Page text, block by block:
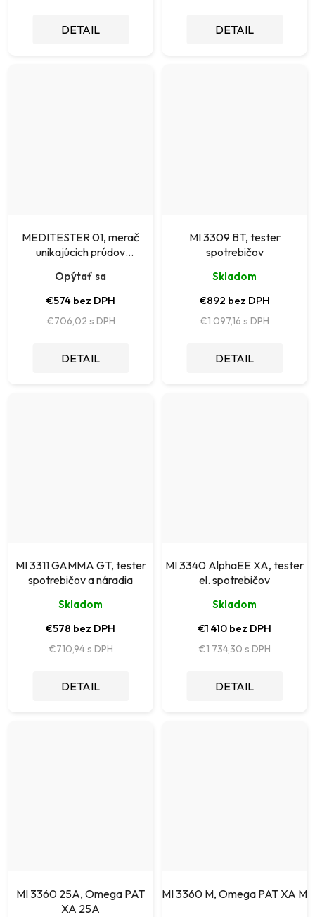
DETAIL DETAIL
MEDITESTER 01, merač
unikajúcich prúdov
Opýtať sa
€574 bez DPH
€706,02
DETAIL
MI 3309 BT, tester
spotrebičov
Skladom
€892 bez DPH
€1 097,16
DETAIL
MI 3311 GAMMA GT, tester
spotrebičov a náradia
Skladom
€578 bez DPH
€710,94
DETAIL
MI 3340 AlphaEE XA, tester
el. spotrebičov
Skladom
€1 410 bez DPH
€1 734,30
DETAIL
MI 3360 25A, Omega PAT
XA 25A
MI 3360 M, Omega PAT XA M